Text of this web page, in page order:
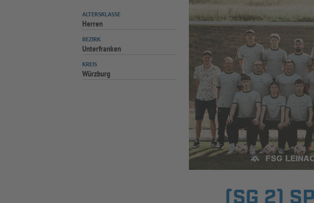
ALTERSKLASSE
Herren
BEZIRK
Unterfranken
KREIS
Würzburg